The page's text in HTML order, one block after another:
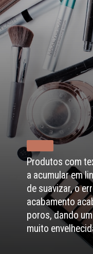
Produtos com
a acumular em
de suavizar, o
acabamento
poros, dando
muito